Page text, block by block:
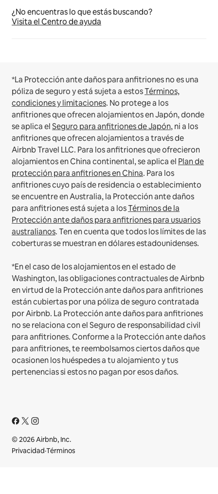
¿No encuentras lo que estás buscando?
Visita el Centro de ayuda
*La Protección ante daños para anfitriones no es una
póliza de seguro y está sujeta a estosTérminos,
condiciones y limitaciones. No protege a los
anfitriones que ofrecen alojamientos en Japón, donde
se aplica elSeguro para anfitriones de Japón, ni a los
anfitriones que ofrecen alojamientos a través de
Airbnb Travel LLC. Para los anfitriones que ofrecieron
alojamientos en China continental, se aplica el Plan de
protección para anfitriones en China. Para los
anfitriones cuyo país de residencia o establecimiento
se encuentre en Australia, la Protección ante daños
para anfitriones está sujeta a losTérminos de la
Protección ante daños para anfitriones para usuarios
australianos. Ten en cuenta que todos los límites de las
coberturas se muestran en dólares estadounidenses.
*En el caso de los alojamientos en el estado de
Washington, las obligaciones contractuales de Airbnb
en virtud de la Protección ante daños para anfitriones
están cubiertas por una póliza de seguro contratada
por Airbnb. La Protección ante daños para anfitriones
no se relaciona con el Seguro de responsabilidad civil
para anfitriones. Conforme a la Protección ante daños
para anfitriones, te reembolsamos ciertos daños que
ocasionen los huéspedes a tu alojamiento y tus
pertenencias si estos no pagan por esos daños.
© 2026 Airbnb, Inc.
Privacidad·Términos